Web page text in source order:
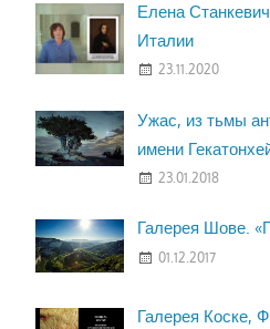
Елена
Италии
23.11.2020
Ужас, из тьмы
имени
23.01.2018
Галерея Шове.
01.12.2017
Галерея Коске,